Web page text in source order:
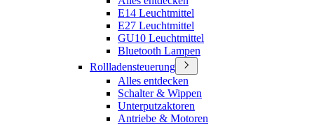
E14 Leuchtmittel
E27 Leuchtmittel
GU10 Leuchtmittel
Bluetooth Lampen
Rollladensteuerung
Alles entdecken
Schalter & Wippen
Unterputzaktoren
Antriebe & Motoren